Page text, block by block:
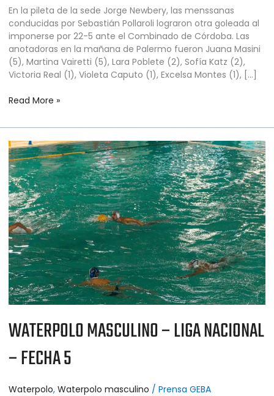
En la pileta de la sede Jorge Newbery, las menssanas
conducidas por Sebastián Pollaroli lograron otra goleada al
imponerse por 22-5 ante el Combinado de Córdoba. Las
anotadoras en la mañana de Palermo fueron Juana Masini
(5), Martina Vairetti (5), Lara Poblete (2), Sofía Katz (2),
Victoria Real (1), Violeta Caputo (1), Excelsa Montes (1), […]
Read More »
WATERPOLO MASCULINO – LIGA NACIONAL
– FECHA 5
Waterpolo, Waterpolo masculino / Prensa GEBA
WATERPOLO
MASCULINO
–
LIGA
NACIONAL
–
FECHA
5